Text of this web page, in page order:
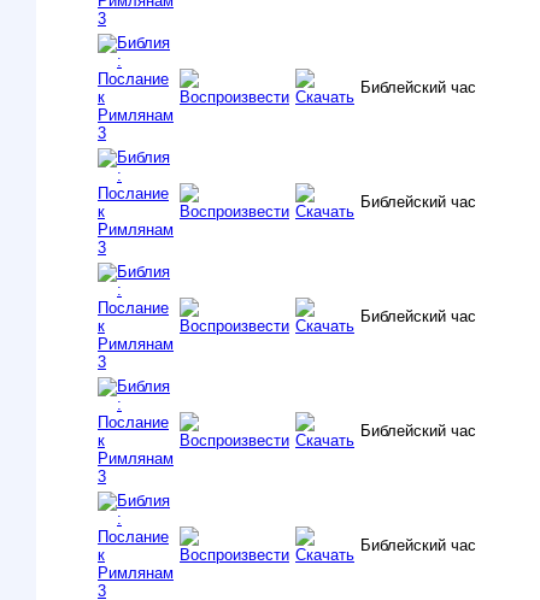
Библейский час
Библейский час
Библейский час
Библейский час
Библейский час